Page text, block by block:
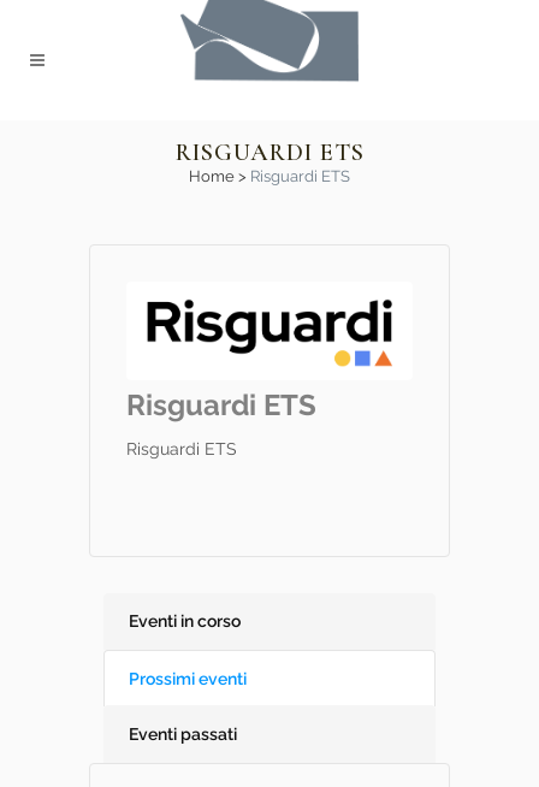
RISGUARDI ETS
Home > Risguardi ETS
Risguardi ETS
Risguardi ETS
Eventi in corso
Prossimi eventi
Eventi passati